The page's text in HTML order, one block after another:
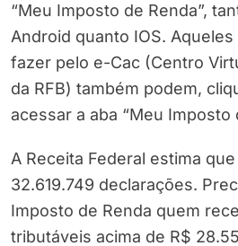
“Meu Imposto de Renda”,
Android quanto IOS.
fazer pelo e-Cac (Centro
da RFB) também podem,
acessar a aba “Meu Imposto
A Receita Federal estima
32.619.749 declarações.
Imposto de Renda quem
tributáveis acima de R$